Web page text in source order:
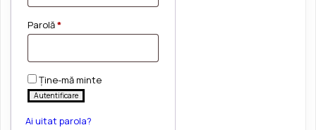
Parolă*Obligatoriu
Ține-mă minte
Autentificare
Ai uitat parola?